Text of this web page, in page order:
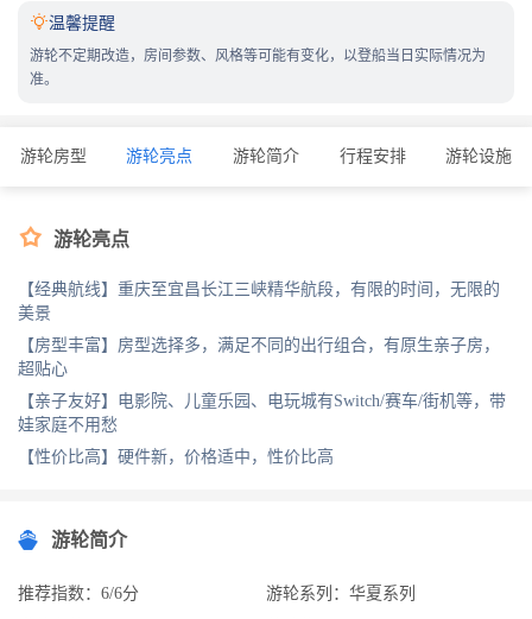
温馨提醒
游轮不定期改造，房间参数、风格等可能有变化，以登船当日实际情况为
准。
游轮房型 游轮亮点 游轮简介 行程安排 游轮设施
 游轮亮点
【经典航线】重庆至宜昌长江三峡精华航段，有限的时间，无限的
美景
【房型丰富】房型选择多，满足不同的出行组合，有原生亲子房，
超贴心
【亲子友好】电影院、儿童乐园、电玩城有Switch/赛车/街机等，带
娃家庭不用愁
【性价比高】硬件新，价格适中，性价比高
游轮简介
推荐指数：6/6分
游轮系列：华夏系列